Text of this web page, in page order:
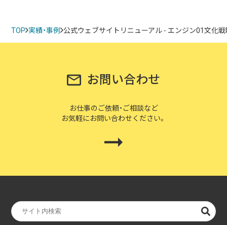
TOP 実績・事例 公式ウェブサイトリニューアル - エンジン01文化
お問い合わせ
お仕事のご依頼・ご相談など
お気軽にお問い合わせください。